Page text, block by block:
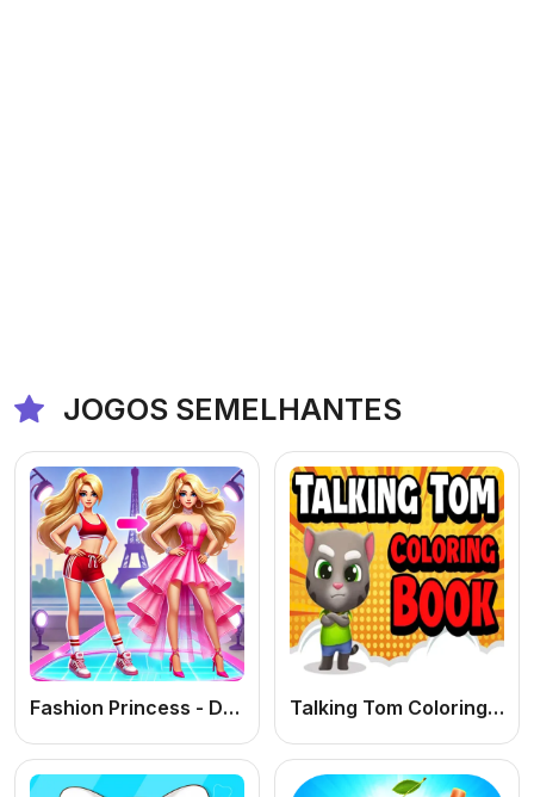
JOGOS SEMELHANTES
Fashion Princess - Dress Up for Girls Talking Tom Coloring Books